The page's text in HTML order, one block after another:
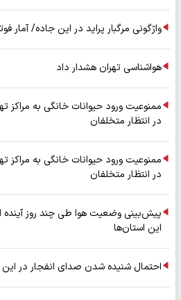
واژگونی مرگبار پراید در این جاده/ آمار
هواشناسی تهران هشدار داد
ممنوعیت ورود حیوانات خانگی به مراکز
در انتظار متخلفان
ممنوعیت ورود حیوانات خانگی به مراکز
در انتظار متخلفان
پیش‌بینی وضعیت هوا طی چند روز آینده
این استان‌ها
احتمال شنیده شدن صدای انفجار در این